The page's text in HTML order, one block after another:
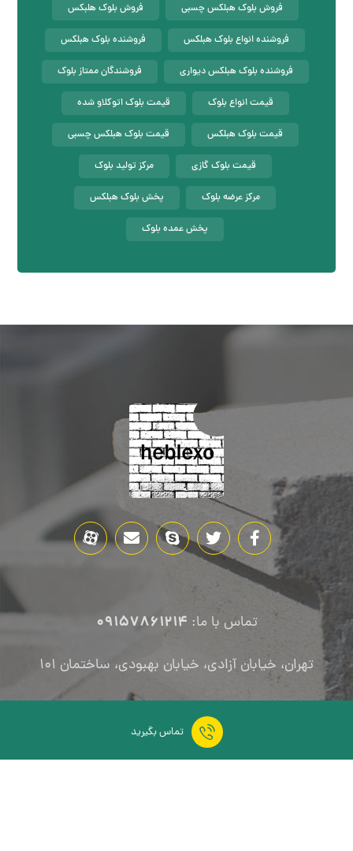
فروش بلوک هبلکس چسبی فروش بلوک هلبکس
فروشنده انواع بلوک هبلکس فروشنده بلوک هبلکس
فروشنده بلوک هبلکس دیواری فروشندگان ممتاز بلوک
قیمت انواع بلوک قیمت بلوک اتوکلاو شده
قیمت بلوک هبلکس قیمت بلوک هبلکس چسبی
قیمت بلوک گازی مرکز تولید بلوک
مرکز عرضه بلوک پخش بلوک هبلکس
پخش عمده بلوک
تماس با ما: 09157861214
تهران، خیابان آزادی، خیابان بهبودی، ساختمان ۱۰۱
تماس بگیرید